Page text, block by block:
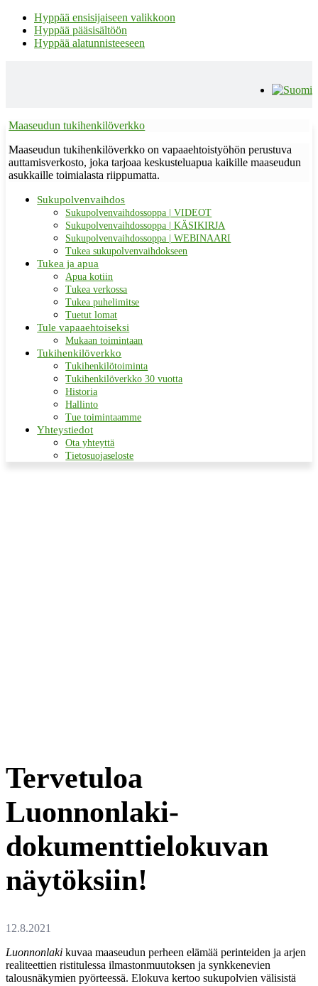
Hyppää ensisijaiseen valikkoon
Hyppää pääsisältöön
Hyppää alatunnisteeseen
Maaseudun tukihenkilöverkko
Maaseudun tukihenkilöverkko on vapaaehtoistyöhön perustuva
auttamisverkosto, joka tarjoaa keskusteluapua kaikille maaseudun
asukkaille toimialasta riippumatta.
Sukupolvenvaihdos
Sukupolvenvaihdossoppa | VIDEOT
Sukupolvenvaihdossoppa | KÄSIKIRJA
Sukupolvenvaihdossoppa | WEBINAARI
Tukea sukupolvenvaihdokseen
Tukea ja apua
Apua kotiin
Tukea verkossa
Tukea puhelimitse
Tuetut lomat
Tule vapaaehtoiseksi
Mukaan toimintaan
Tukihenkilöverkko
Tukihenkilötoiminta
Tukihenkilöverkko 30 vuotta
Historia
Hallinto
Tue toimintaamme
Yhteystiedot
Ota yhteyttä
Tietosuojaseloste
Tervetuloa
Luonnonlaki-
dokumenttielokuvan
näytöksiin!
Luonnonlaki kuvaa maaseudun perheen elämää perinteiden ja arjen
realiteettien ristitulessa ilmastonmuutoksen ja synkkenevien
talousnäkymien pyörteessä. Elokuva kertoo sukupolvien välisistä